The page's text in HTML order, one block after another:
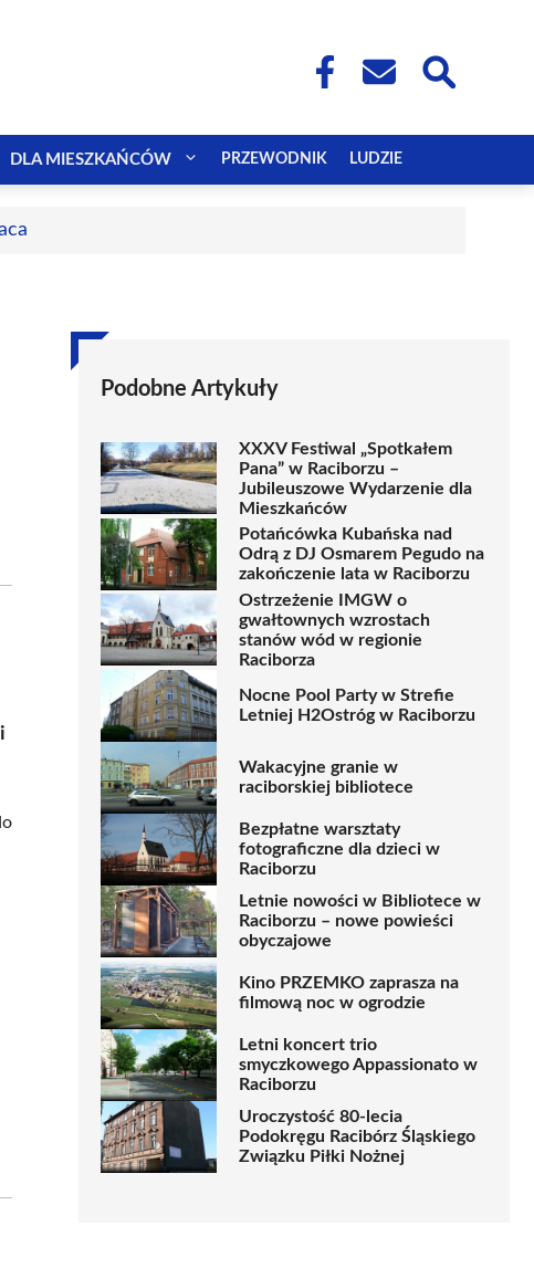
DLA MIESZKAŃCÓW PRZEWODNIK LUDZIE
Podobne Artykuły
XXXV Festiwal „Spotkałem
Pana” w Raciborzu –
Jubileuszowe Wydarzenie dla
Mieszkańców
Potańcówka Kubańska nad
Odrą z DJ Osmarem Pegudo na
zakończenie lata w Raciborzu
Ostrzeżenie IMGW o
gwałtownych wzrostach
stanów wód w regionie
Raciborza
Nocne Pool Party w Strefie
Letniej H2Ostróg w Raciborzu
Wakacyjne granie w
raciborskiej bibliotece
Bezpłatne warsztaty
fotograficzne dla dzieci w
Raciborzu
Letnie nowości w Bibliotece w
Raciborzu – nowe powieści
obyczajowe
Kino PRZEMKO zaprasza na
filmową noc w ogrodzie
Letni koncert trio
smyczkowego Appassionato w
Raciborzu
Uroczystość 80-lecia
Podokręgu Racibórz Śląskiego
Związku Piłki Nożnej